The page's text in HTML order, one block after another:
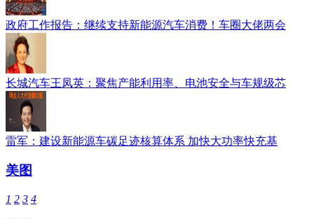
政府工作报告：继续支持新能源汽车消费！车圈大佬两会
长城汽车王凤英：聚焦产能利用率、电池安全与车规级芯
雷军：建设新能源车碳足迹核算体系 加快大功率快充基
美图
1 2 3 4